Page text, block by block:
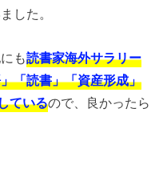
した。
も読書家海外サラリー
「読書」「資産形成」
ているので、良かったら